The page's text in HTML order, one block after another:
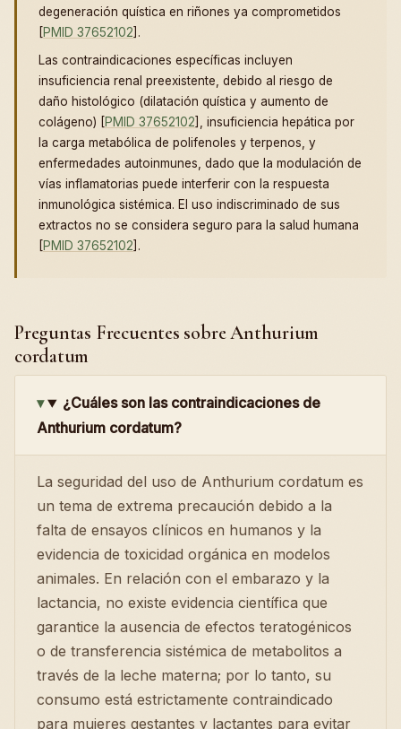
degeneración quística en riñones ya comprometidos
[PMID 37652102].
Las contraindicaciones específicas incluyen
insuficiencia renal preexistente, debido al riesgo de
daño histológico (dilatación quística y aumento de
colágeno) [PMID 37652102], insuficiencia hepática por
la carga metabólica de polifenoles y terpenos, y
enfermedades autoinmunes, dado que la modulación de
vías inflamatorias puede interferir con la respuesta
inmunológica sistémica. El uso indiscriminado de sus
extractos no se considera seguro para la salud humana
[PMID 37652102].
Preguntas Frecuentes sobre Anthurium
cordatum
¿Cuáles son las contraindicaciones de
Anthurium cordatum?
La seguridad del uso de Anthurium cordatum es
un tema de extrema precaución debido a la
falta de ensayos clínicos en humanos y la
evidencia de toxicidad orgánica en modelos
animales. En relación con el embarazo y la
lactancia, no existe evidencia científica que
garantice la ausencia de efectos teratogénicos
o de transferencia sistémica de metabolitos a
través de la leche materna; por lo tanto, su
consumo está estrictamente contraindicado
para mujeres gestantes y lactantes para evitar